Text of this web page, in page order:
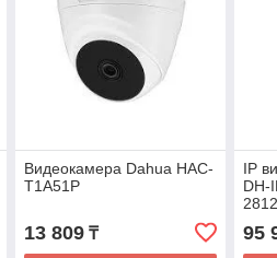
Видеокамера Dahua HAC-
T1A51P
13 809₸
IP
DH-
95